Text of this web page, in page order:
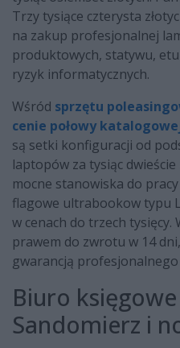
Trzy tysiące czterysta
na zakup profesjonalnej
produktowych, statywu,
ryzyk informatycznych.
Wśród sprzętu
cenie połowy
są setki konfiguracji od
laptopów za tysiąc
mocne stanowiska do
flagowe ultrabookow typu
w cenach do trzech tysięcy.
prawem do zwrotu w 14
gwarancją
Biuro
Sandomierz i